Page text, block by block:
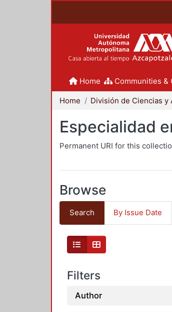
Home Communities &
Home
Especialidad
Permanent URI for this
Browse
Search By Issue Date
Filters
Author